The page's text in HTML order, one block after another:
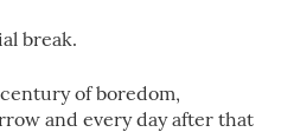
break.
century of boredom,
and every day after that